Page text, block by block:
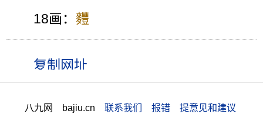
18画： 麷
八九网 bajiu.cn 联系我们 报错 提意见和建议